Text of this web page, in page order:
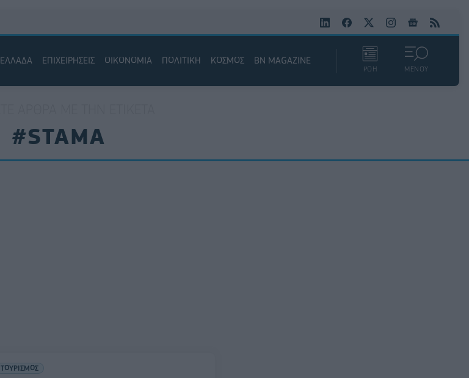
ΕΛΛΑΔΑ ΕΠΙΧΕΙΡΗΣΕΙΣ ΟΙΚΟΝΟΜΙΑ ΠΟΛΙΤΙΚΗ ΚΟΣΜΟΣ BN MAGAZINE
ΡΟΗ ΜΕΝΟΥ
#STAMA
ΤΟΥΡΙΣΜΟΣ